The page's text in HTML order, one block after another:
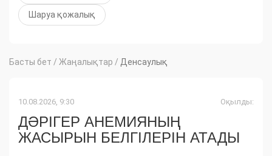
Шаруа қожалық
Басты бет / Жаңалықтар / Денсаулық
10.08.2026, 9:30 Оқылды:
ДӘРІГЕР АНЕМИЯНЫҢ
ЖАСЫРЫН БЕЛГІЛЕРІН АТАДЫ